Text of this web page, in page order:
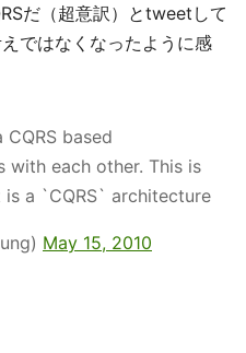
だ（超意訳）とtweetして
ではなくなったように感
CQRS based
with each other. This is
is a `CQRS` architecture
May 15, 2010